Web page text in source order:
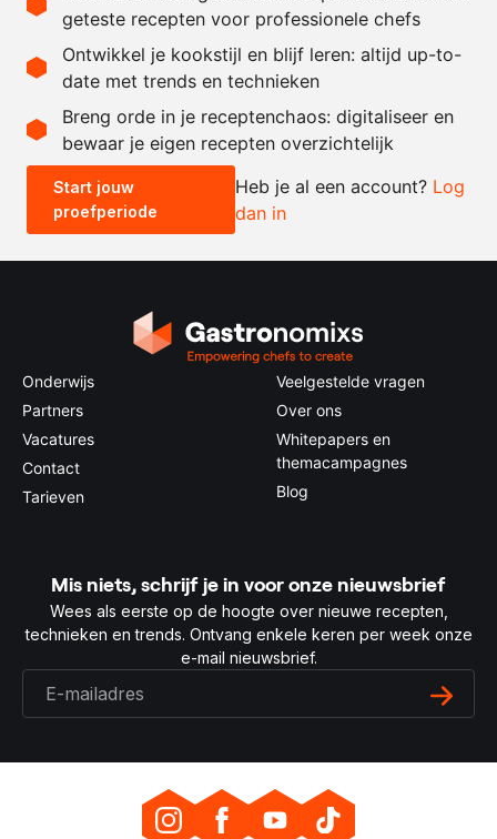
40
gram
gedroogde zoete zwarte
Recept omrekenen
- +
0.5x 1x 2x
geteste recepten voor professionele chefs
Ontwikkel je kookstijl en blijf leren: altijd up-to-
date met trends en technieken
Breng orde in je receptenchaos: digitaliseer en
bewaar je eigen recepten overzichtelijk
Start jouw
proefperiode
Heb je al een account? Log
dan in
Onderwijs
Partners
Vacatures
Contact
Tarieven
Veelgestelde vragen
Over ons
Whitepapers en
themacampagnes
Blog
Mis niets, schrijf je in voor onze nieuwsbrief
Wees als eerste op de hoogte over nieuwe recepten,
technieken en trends. Ontvang enkele keren per week onze
e-mail nieuwsbrief.